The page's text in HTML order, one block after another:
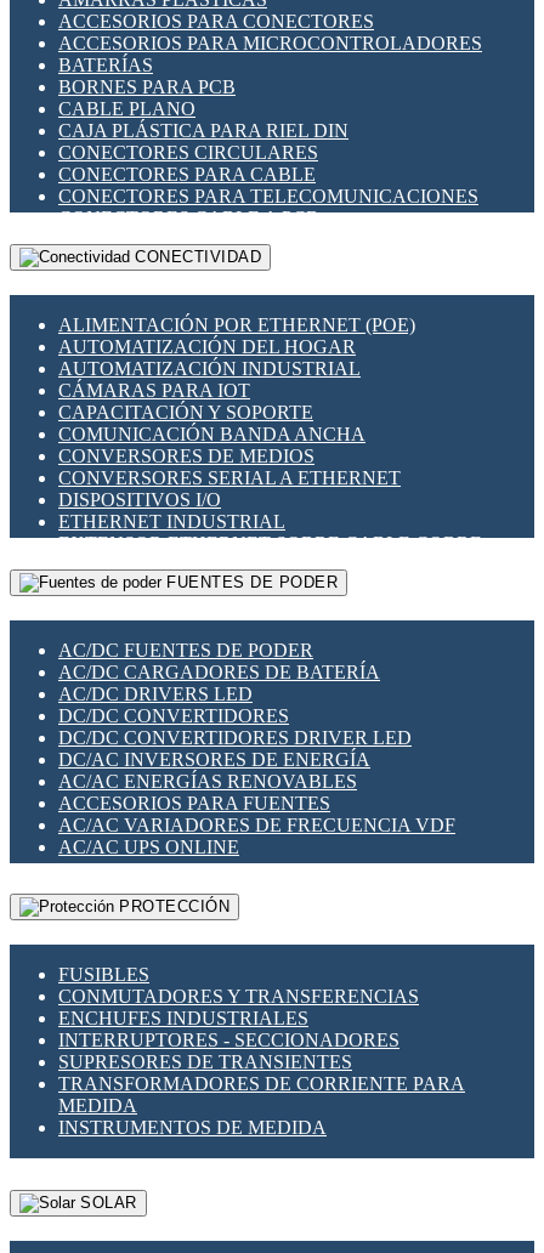
INDICADORES PARA PANEL
INTERFACES DE RELÉ
INTERRUPTORES FIN DE CARRERA
LLAVES CONMUTADORAS
MEDIDORES DE ENERGÍA Y TC'S DE CORRIENTE
MOTORES PASO A PASO
PANTALLAS HMI
PLC -CONTROLADORES LÓGICO PROGRAMABLES
PROGRAMADORES DE HORARIO
RELÉS DE PROTECCIÓN
SENSORES CAPACITIVOS
SENSORES INDUCTIVOS
TEMPORIZADORES
VARIACS
VARIADORES DE FRECUENCIA [VDF]
SECCIONADORES - INTERRUPTORES
MAQUINARIA
ACCESORIOS PARA CONECTORES
ACCESORIOS PARA MICROCONTROLADORES
BATERÍAS
BORNES PARA PCB
CABLE PLANO
CAJA PLÁSTICA PARA RIEL DIN
CONECTORES CIRCULARES
CONECTORES PARA CABLE
CONECTORES PARA TELECOMUNICACIONES
CONECTORES CABLE A PCB
CONECTORES PCB A CABLE
DIP SWITCHES
HERRAMIENTAS VARIAS
ILUMINACIÓN LED
INTERRUPTORES REED
INTERFACES DE RELÉ
OTROS RELÉS
PROTECCIÓN TÉRMICA
RELÉS AUTOMOTRICES
RELÉS DE SEÑAL
RELÉS DE ESTADO SÓLIDO SSR
RELÉS INDUSTRIALES
RELÉS MINIATURA DE POTENCIA
SENSORES MAGNÉTICOS
SWITCH Y MICROSWITCH
TARJETAS PI
UNIÓN Y DERIVACIÓN DE CABLE
CONECTIVIDAD
ALIMENTACIÓN POR ETHERNET (POE)
AUTOMATIZACIÓN DEL HOGAR
AUTOMATIZACIÓN INDUSTRIAL
CÁMARAS PARA IOT
CAPACITACIÓN Y SOPORTE
COMUNICACIÓN BANDA ANCHA
CONVERSORES DE MEDIOS
CONVERSORES SERIAL A ETHERNET
DISPOSITIVOS I/O
ETHERNET INDUSTRIAL
EXTENSOR ETHERNET SOBRE CABLE COBRE
GATEWAY LORAWAN
GESTIÓN DE REDES
PLACAS MODULARES IOT
SWITCHES Y REDES WIFI
SOLUCIONES IOT
SOLUCIONES LORAWAN
SOLUCIONES RED CELULAR
SEGURIDAD PARA REDES
SWITCHES LAN
TELEFONÍA IP (VOIP)
VIGILANCIA IP (CCTV)
MESHTASTIC
FUENTES DE PODER
AC/DC FUENTES DE PODER
AC/DC CARGADORES DE BATERÍA
AC/DC DRIVERS LED
DC/DC CONVERTIDORES
DC/DC CONVERTIDORES DRIVER LED
DC/AC INVERSORES DE ENERGÍA
AC/AC ENERGÍAS RENOVABLES
ACCESORIOS PARA FUENTES
AC/AC VARIADORES DE FRECUENCIA VDF
AC/AC UPS ONLINE
PROTECCIÓN
FUSIBLES
CONMUTADORES Y TRANSFERENCIAS
ENCHUFES INDUSTRIALES
INTERRUPTORES - SECCIONADORES
SUPRESORES DE TRANSIENTES
TRANSFORMADORES DE CORRIENTE PARA
MEDIDA
INSTRUMENTOS DE MEDIDA
SOLAR